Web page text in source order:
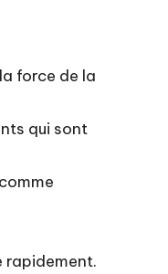
force de la
qui sont
rapidement.